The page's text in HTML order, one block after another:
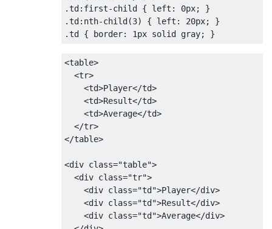
.td: first-child { left : 0px;
}
.td: nth-child(3) { left : 20px;
}
.td { border: 1px solid gray; }
<table>
<tr>
<td>Player</td>
<td>Result</td>
<td>Average</td>
</tr>
</table>
<div class="table">
<div class="tr">
<div class="td">Player</div>
<div class="td">Result</div>
<div class="td">Average</div>